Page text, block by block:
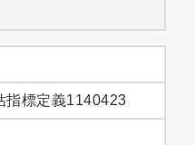
指標定義1140423